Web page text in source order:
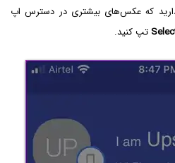
که عکس‌های بیشتری در دسترس اپ
تپ کنید.